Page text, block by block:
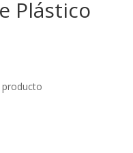
Plástico
producto